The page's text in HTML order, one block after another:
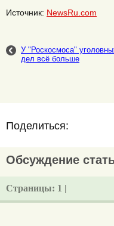
Источник: NewsRu.com
У "Роскосмоса"
дел всё больше
Поделиться:
Обсуждение
Страницы: 1 |